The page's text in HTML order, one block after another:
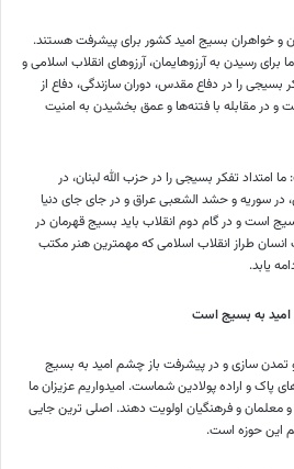
و خواهران بسیج امید کشور برای پیشرفت هستند.
رسیدن به آرزوهایمان، آرزوهای انقلاب اسلامی و
را در دفاع مقدس، دوران سازندگی، دفاع از
و در مقابله با فتنه‌ها و عمق بخشیدن به امنیت
تفکر بسیجی را در حزب الله لبنان، در
در سوریه و حشد الشعبی عراق و در جای جای دنیا
است و در گام دوم انقلاب باید بسیج قهرمان در
طراز انقلاب اسلامی که مهمترین هنر مکتب
یابد.
به بسیج است
سازی و در پیشرفت باز چشم امید به بسیج
و اراده پولادین شماست. امیدواریم عزیزان ما
معلمان و فرهنگیان اولویت دهند. اصلی ترین جایی
این حوزه است.